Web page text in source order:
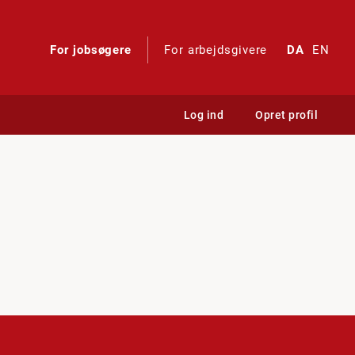
For jobsøgere For arbejdsgivere DA EN
Log ind Opret profil